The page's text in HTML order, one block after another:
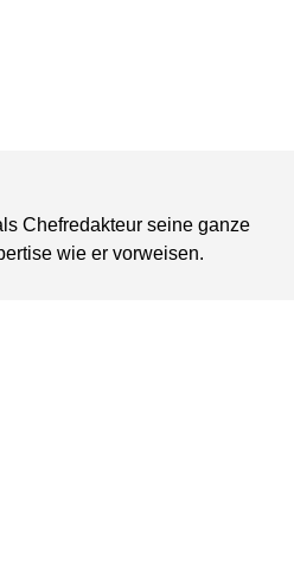
Chefredakteur seine ganze
wie er vorweisen.